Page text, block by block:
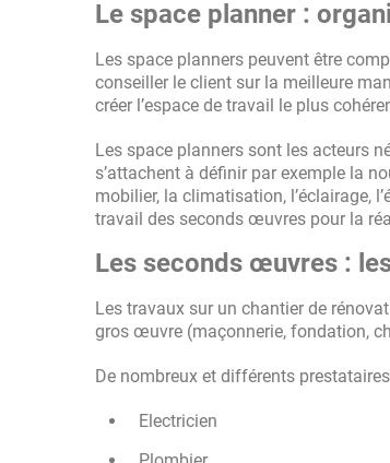
Le space planner :
Les space planners peuvent être
conseiller le client sur la meilleure
créer l’espace de travail le plus
Les space planners sont les acteurs
s’attachent à définir par exemple la
mobilier, la climatisation, l’éclairage,
travail des seconds œuvres pour la
Les seconds œuvres :
Les travaux sur un chantier de
gros œuvre (maçonnerie, fondation,
De nombreux et différents
Electricien